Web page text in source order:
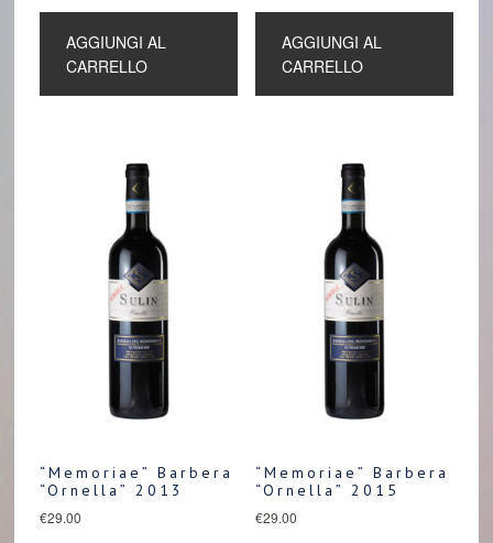
AGGIUNGI AL
CARRELLO
AGGIUNGI AL
CARRELLO
“Memoriae” Barbera
“Ornella” 2013
€29.00
“Memoriae” Barbera
“Ornella” 2015
€29.00